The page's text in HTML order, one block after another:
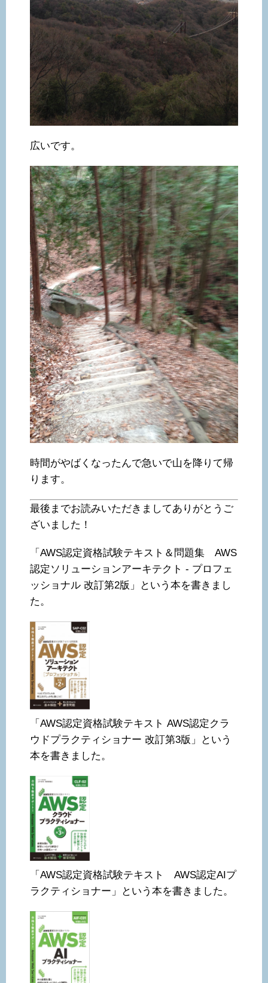
広いです。
時間がやばくなったんで急いで山を降りて帰
ります。
最後までお読みいただきましてありがとうご
ざいました！
「AWS認定資格試験テキスト＆問題集 AWS
認定ソリューションアーキテクト - プロフェ
ッショナル 改訂第2版」という本を書きまし
た。
「AWS認定資格試験テキスト AWS認定クラ
ウドプラクティショナー 改訂第3版」という
本を書きました。
「AWS認定資格試験テキスト AWS認定AIプ
ラクティショナー」という本を書きました。